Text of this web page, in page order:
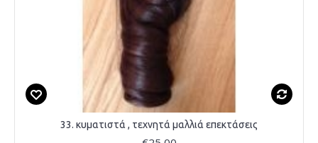
33. κυματιστά , τεχνητά μαλλιά επεκτάσεις